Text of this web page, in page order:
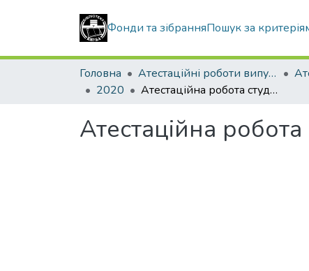
Фонди та зібранняПошук за
Головна Атестаційні роботи випускників
2020
Атестаційна робота студента Серб Романа Васильовича
Атестаційна